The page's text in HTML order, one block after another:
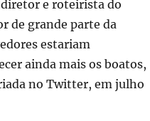
e roteirista do
de grande parte da
estariam
ainda mais os boatos,
no Twitter, em julho